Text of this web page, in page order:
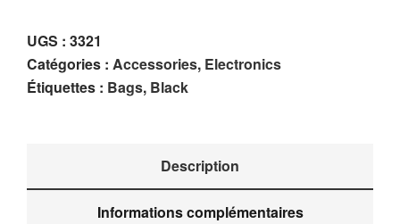
UGS : 3321
Catégories : Accessories, Electronics
Étiquettes : Bags, Black
Description
Informations complémentaires